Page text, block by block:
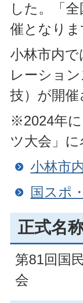
した。「
催となりま
小林市内
レーショ
技）が開催
※2024年に
ツ大会」
小林市
国スポ
正式名
第81回国
会